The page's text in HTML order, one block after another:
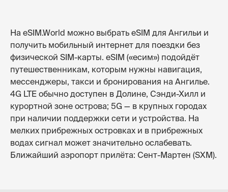
На eSIM.World можно выбрать eSIM для Ангильи и
получить мобильный интернет для поездки без
физической SIM-карты. eSIM («есим») подойдёт
путешественникам, которым нужны навигация,
мессенджеры, такси и бронирования на Ангилье.
4G LTE обычно доступен в Долине, Сэнди-Хилл и
курортной зоне острова; 5G — в крупных городах
при наличии поддержки сети и устройства. На
мелких прибрежных островках и в прибрежных
водах сигнал может значительно ослабевать.
Ближайший аэропорт прилёта: Сент-Мартен (SXM).